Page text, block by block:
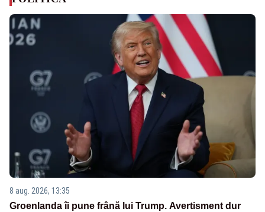
8 aug. 2026, 13:35
Groenlanda îi pune frână lui Trump. Avertisment dur